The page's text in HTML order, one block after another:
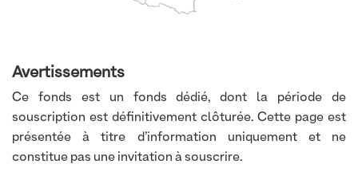
Avertissements
Ce fonds est un fonds dédié, dont la période de
souscription est définitivement clôturée. Cette page est
présentée à titre d’information uniquement et ne
constitue pas une invitation à souscrire.